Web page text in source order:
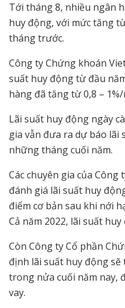
Tới tháng 8, nhiều ngân
huy động, với mức tăng
tháng trước.
Công ty Chứng khoán
suất huy động từ đầu
hàng đã tăng từ 0,8 – 1%/
Lãi suất huy động ngày
gia vẫn đưa ra dự báo
những tháng cuối năm.
Các chuyên gia của Công
đánh giá lãi suất huy
điểm cơ bản sau khi nới
Cả năm 2022, lãi suất
Còn Công ty Cổ phần
định lãi suất huy động sẽ
trong nửa cuối năm nay,
vay.